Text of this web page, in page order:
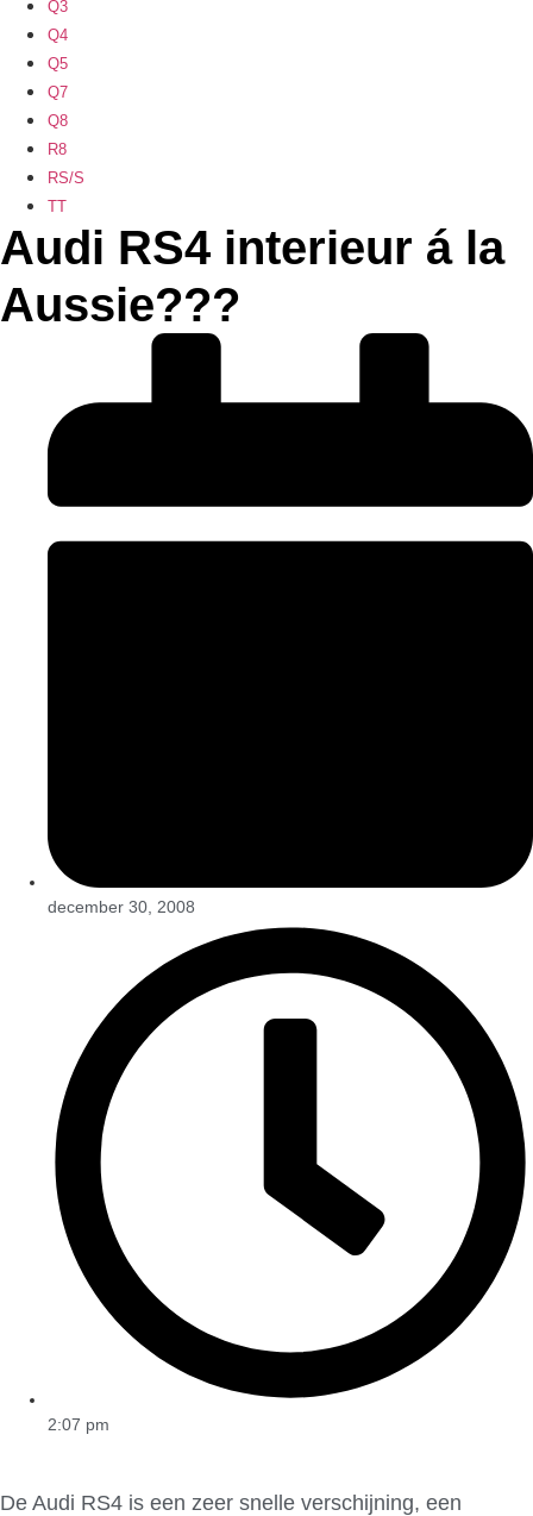
Q3
Q4
Q5
Q7
Q8
R8
RS/S
TT
Audi RS4 interieur á la
Aussie???
december 30, 2008
2:07 pm
De Audi RS4 is een zeer snelle verschijning, een